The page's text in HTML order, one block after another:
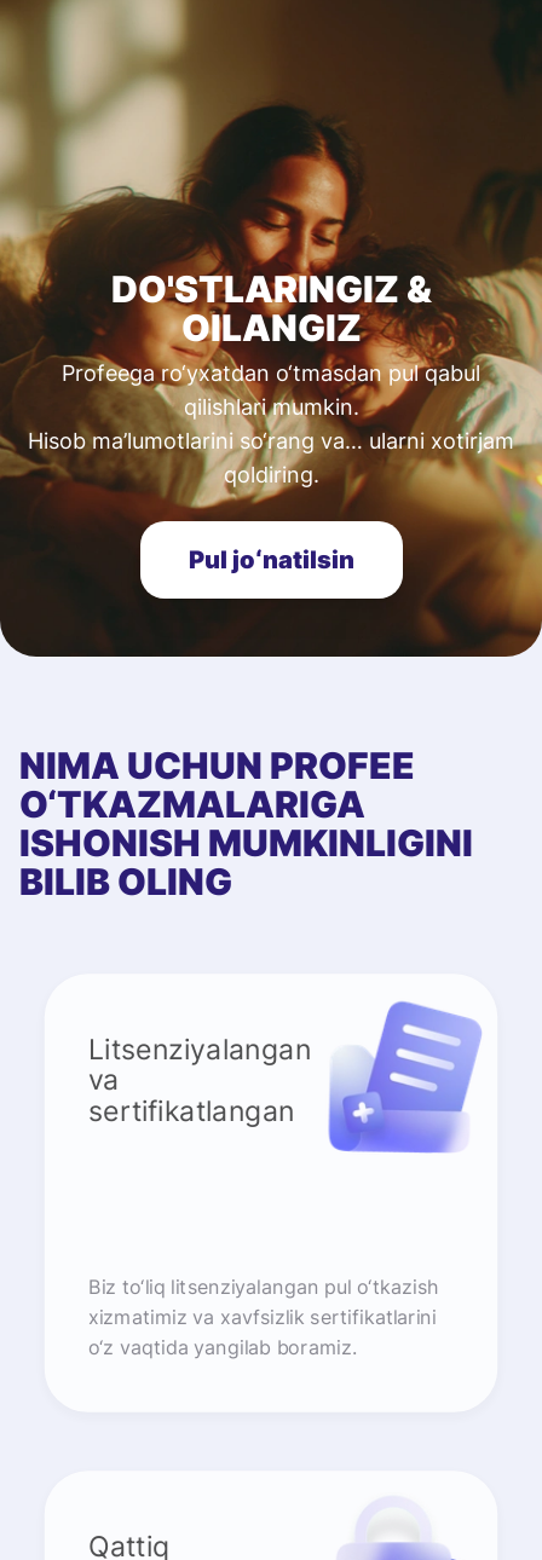
DO'STLARINGIZ &
OILANGIZ
Profeega ro‘yxatdan o‘tmasdan pul qabul
qilishlari mumkin.
Hisob ma’lumotlarini so‘rang va… ularni xotirjam
qoldiring.
Pul joʻnatilsin
NIMA UCHUN PROFEE
O‘TKAZMALARIGA
ISHONISH MUMKINLIGINI
BILIB OLING
Litsenziyalangan
va
sertifikatlangan
Biz to‘liq litsenziyalangan pul o‘tkazish
xizmatimiz va xavfsizlik sertifikatlarini
o‘z vaqtida yangilab boramiz.
Qattiq